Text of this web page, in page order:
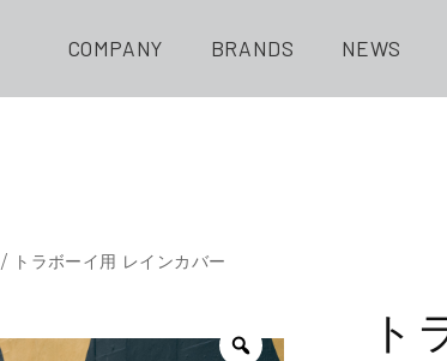
COMPANY BRANDS NEWS
/ トラボーイ用 レインカバー
ト